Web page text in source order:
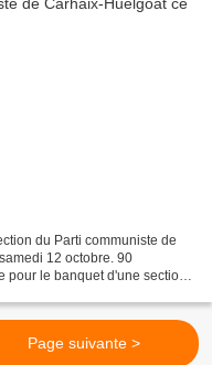
du Parti communiste de
12 octobre. 90
pour le banquet d'une section
Page suivante >